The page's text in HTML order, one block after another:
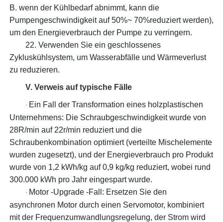
B. wenn der Kühlbedarf abnimmt, kann die
Pumpengeschwindigkeit auf 50%~ 70%reduziert werden),
um den Energieverbrauch der Pumpe zu verringern.
22. Verwenden Sie ein geschlossenes
Zykluskühlsystem, um Wasserabfälle und Wärmeverlust
zu reduzieren.
V. Verweis auf typische Fälle
· Ein Fall der Transformation eines holzplastischen
Unternehmens: Die Schraubgeschwindigkeit wurde von
28R/min auf 22r/min reduziert und die
Schraubenkombination optimiert (verteilte Mischelemente
wurden zugesetzt), und der Energieverbrauch pro Produkt
wurde von 1,2 kWh/kg auf 0,9 kg/kg reduziert, wobei rund
300.000 kWh pro Jahr eingespart wurde.
· Motor -Upgrade -Fall: Ersetzen Sie den
asynchronen Motor durch einen Servomotor, kombiniert
mit der Frequenzumwandlungsregelung, der Strom wird